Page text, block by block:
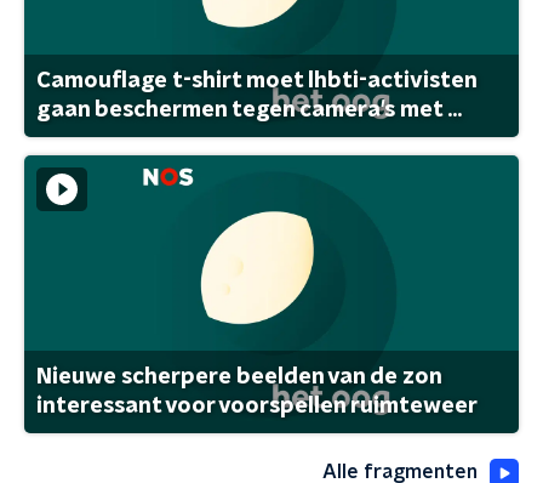
Camouflage t-shirt moet lhbti-activisten
gaan beschermen tegen camera's met ...
Nieuwe scherpere beelden van de zon
interessant voor voorspellen ruimteweer
Alle fragmenten